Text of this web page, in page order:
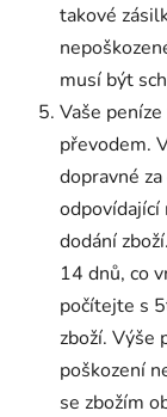
takové
musí být
Vaše
převodem.
dopravné
odpovídající
dodání zboží.
14 dnů, co
počítejte s
zboží. Výše
poškození
se zbožím